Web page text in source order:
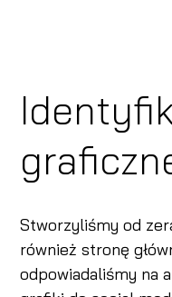
Stworzyliśmy od
również stronę
odpowiadaliśmy na